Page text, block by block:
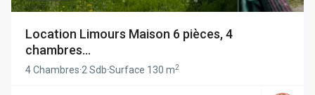
Location Limours Maison 6 pièces, 4
chambres...
4 Chambres·2 Sdb·Surface 130 m2